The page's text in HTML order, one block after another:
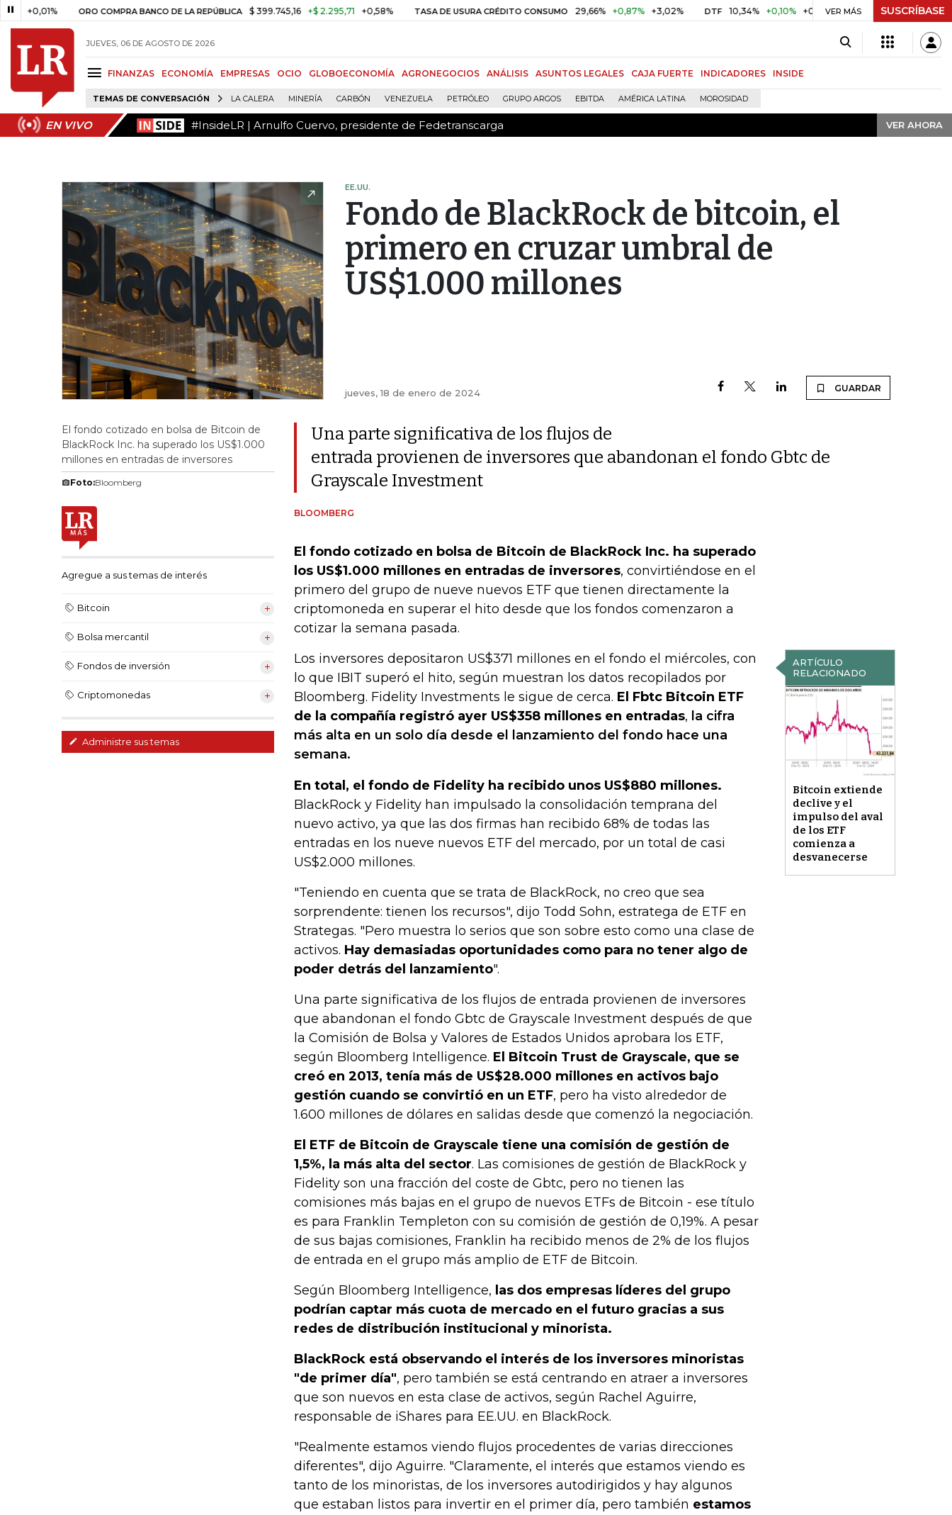
ORO COMPRA BANCO DE LA REPÚBLICA $ 399.745,16 +$ 2.295,71 +0,58% TASA DE USURA CRÉDITO CONSUMO 29,66% +0,87% +3,02% DTF 10,34% +0,10% +0,98% UVR $ 416,86 +$ 0,05 +0,01%
VER MÁS SUSCRÍBASE
JUEVES, 06 DE AGOSTO DE 2026
FINANZAS ECONOMÍA EMPRESAS OCIO GLOBOECONOMÍA AGRONEGOCIOS ANÁLISIS ASUNTOS LEGALES CAJA FUERTE INDICADORES INSIDE
TEMAS DE CONVERSACIÓN LA CALERA MINERÍA CARBÓN VENEZUELA PETRÓLEO GRUPO ARGOS EBITDA AMÉRICA LATINA MOROSIDAD
EN VIVO #InsideLR | Arnulfo Cuervo, presidente de Fedetranscarga VER AHORA
EN VIVO #InsideLR | Arnulfo Cuervo, presidente de Fedetranscarga VER AHORA
EE.UU.
Fondo de BlackRock de bitcoin, el
primero en cruzar umbral de
US$1.000 millones
jueves, 18 de enero de 2024 GUARDAR
El fondo cotizado en bolsa de Bitcoin de
BlackRock Inc. ha superado los US$1.000
millones en entradas de inversores
Foto:Bloomberg
Agregue a sus temas de interés
Bitcoin
Bolsa mercantil
Fondos de inversión
Criptomonedas
Administre sus temas
Una parte significativa de los flujos de
entrada provienen de inversores que abandonan el fondo Gbtc de
Grayscale Investment
BLOOMBERG
El fondo cotizado en bolsa de Bitcoin de BlackRock Inc. ha superado
los US$1.000 millones en entradas de inversores, convirtiéndose en el
primero del grupo de nueve nuevos ETF que tienen directamente la
criptomoneda en superar el hito desde que los fondos comenzaron a
cotizar la semana pasada.
ARTÍCULO
RELACIONADO
Bitcoin extiende
declive y el
impulso del aval
de los ETF
comienza a
desvanecerse
Los inversores depositaron US$371 millones en el fondo el miércoles, con
lo que IBIT superó el hito, según muestran los datos recopilados por
Bloomberg. Fidelity Investments le sigue de cerca. El Fbtc Bitcoin ETF
de la compañía registró ayer US$358 millones en entradas, la cifra
más alta en un solo día desde el lanzamiento del fondo hace una
semana.
En total, el fondo de Fidelity ha recibido unos US$880 millones.
BlackRock y Fidelity han impulsado la consolidación temprana del
nuevo activo, ya que las dos firmas han recibido 68% de todas las
entradas en los nueve nuevos ETF del mercado, por un total de casi
US$2.000 millones.
"Teniendo en cuenta que se trata de BlackRock, no creo que sea
sorprendente: tienen los recursos", dijo Todd Sohn, estratega de ETF en
Strategas. "Pero muestra lo serios que son sobre esto como una clase de
activos. Hay demasiadas oportunidades como para no tener algo de
poder detrás del lanzamiento".
Una parte significativa de los flujos de entrada provienen de inversores
que abandonan el fondo Gbtc de Grayscale Investment después de que
la Comisión de Bolsa y Valores de Estados Unidos aprobara los ETF,
según Bloomberg Intelligence. El Bitcoin Trust de Grayscale, que se
creó en 2013, tenía más de US$28.000 millones en activos bajo
gestión cuando se convirtió en un ETF, pero ha visto alrededor de
1.600 millones de dólares en salidas desde que comenzó la negociación.
El ETF de Bitcoin de Grayscale tiene una comisión de gestión de
1,5%, la más alta del sector. Las comisiones de gestión de BlackRock y
Fidelity son una fracción del coste de Gbtc, pero no tienen las
comisiones más bajas en el grupo de nuevos ETFs de Bitcoin - ese título
es para Franklin Templeton con su comisión de gestión de 0,19%. A pesar
de sus bajas comisiones, Franklin ha recibido menos de 2% de los flujos
de entrada en el grupo más amplio de ETF de Bitcoin.
Según Bloomberg Intelligence, las dos empresas líderes del grupo
podrían captar más cuota de mercado en el futuro gracias a sus
redes de distribución institucional y minorista.
BlackRock está observando el interés de los inversores minoristas
"de primer día", pero también se está centrando en atraer a inversores
que son nuevos en esta clase de activos, según Rachel Aguirre,
responsable de iShares para EE.UU. en BlackRock.
"Realmente estamos viendo flujos procedentes de varias direcciones
diferentes", dijo Aguirre. "Claramente, el interés que estamos viendo es
tanto de los minoristas, de los inversores autodirigidos y hay algunos
que estaban listos para invertir en el primer día, pero también estamos